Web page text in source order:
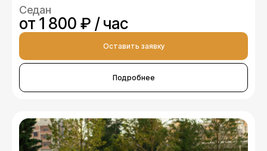
Седан
от 1 800 ₽ / час
Оставить заявку
Подробнее